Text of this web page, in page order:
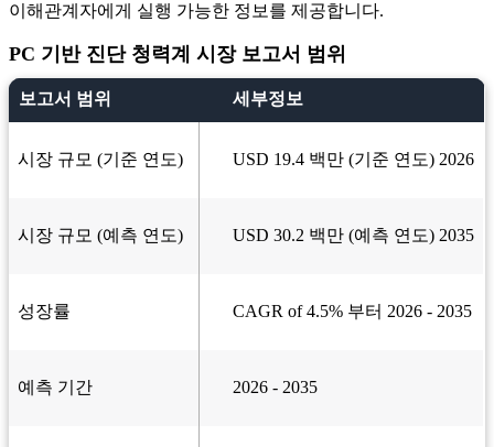
이해관계자에게 실행 가능한 정보를 제공합니다.
PC 기반 진단 청력계 시장 보고서 범위
보고서 범위 세부정보
시장 규모 (기준 연도) USD 19.4 백만 (기준 연도) 2026
시장 규모 (예측 연도) USD 30.2 백만 (예측 연도) 2035
성장률 CAGR of 4.5% 부터 2026 - 2035
예측 기간 2026 - 2035